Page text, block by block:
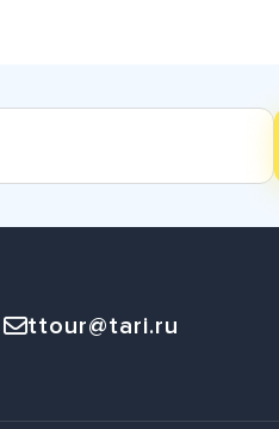
ttour@tari.ru